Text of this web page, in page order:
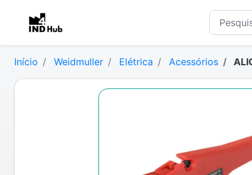
Início Weidmuller Elétrica Acessórios